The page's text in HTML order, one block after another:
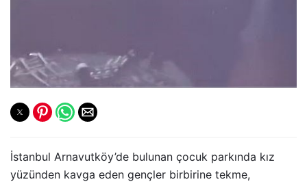
İstanbul Arnavutköy’de bulunan çocuk parkında kız
yüzünden kavga eden gençler birbirine tekme,